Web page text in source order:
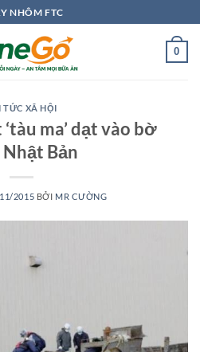
NHÔM FTC
0
TỨC XÃ HỘI
ma’ dạt vào bờ
Bản
2015 BỞI MR CƯỜNG